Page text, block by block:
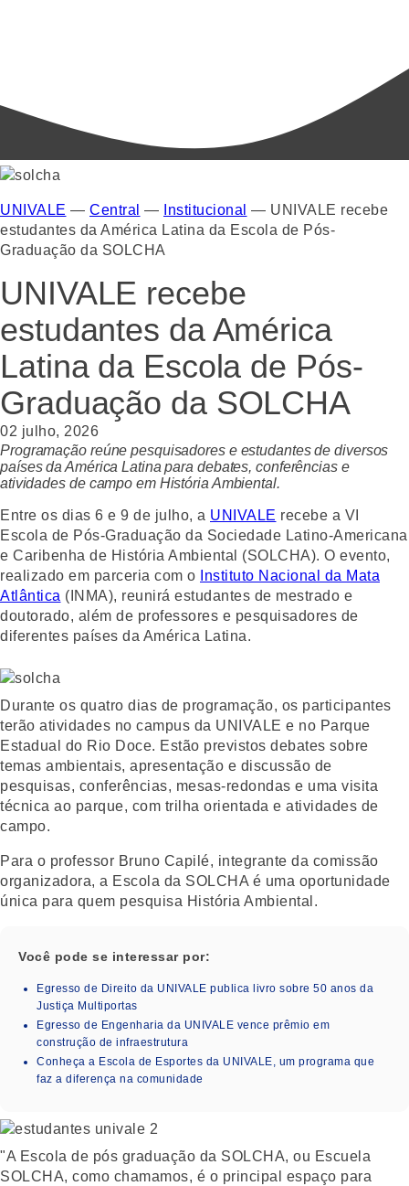
UNIVALE — Central — Institucional — UNIVALE recebe
estudantes da América Latina da Escola de Pós-
Graduação da SOLCHA
UNIVALE recebe
estudantes da América
Latina da Escola de Pós-
Graduação da SOLCHA
02 julho, 2026
Programação reúne pesquisadores e estudantes de diversos
países da América Latina para debates, conferências e
atividades de campo em História Ambiental.
Entre os dias 6 e 9 de julho, a UNIVALE recebe a VI
Escola de Pós-Graduação da Sociedade Latino-Americana
e Caribenha de História Ambiental (SOLCHA). O evento,
realizado em parceria com o
Instituto Nacional da Mata
Atlântica (INMA), reunirá estudantes de mestrado e
doutorado, além de professores e pesquisadores de
diferentes países da América Latina.
Durante os quatro dias de programação, os participantes
terão atividades no campus da UNIVALE e no Parque
Estadual do Rio Doce. Estão previstos debates sobre
temas ambientais, apresentação e discussão de
pesquisas, conferências, mesas-redondas e uma visita
técnica ao parque, com trilha orientada e atividades de
campo.
Para o professor Bruno Capilé, integrante da comissão
organizadora, a Escola da SOLCHA é uma oportunidade
única para quem pesquisa História Ambiental.
Você pode se interessar por:
Egresso de Direito da UNIVALE publica livro sobre 50 anos da
Justiça Multiportas
Egresso de Engenharia da UNIVALE vence prêmio em
construção de infraestrutura
Conheça a Escola de Esportes da UNIVALE, um programa que
faz a diferença na comunidade
"A Escola de pós graduação da SOLCHA, ou Escuela
SOLCHA, como chamamos, é o principal espaço para